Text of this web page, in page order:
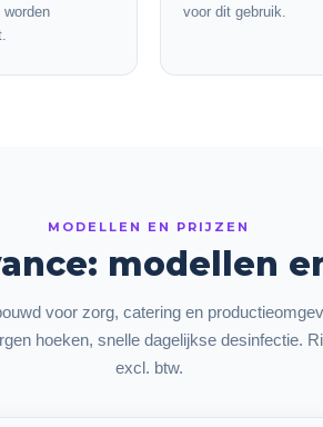
voor dit gebruik.
MODELLEN EN PRIJZEN
modellen
voor zorg, catering en
hoeken, snelle dagelijkse desinfectie.
excl. btw.